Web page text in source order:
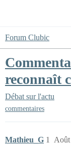
Forum Clubic
reconnaît
Débat sur l'actu
commentaires
Mathieu_G 1